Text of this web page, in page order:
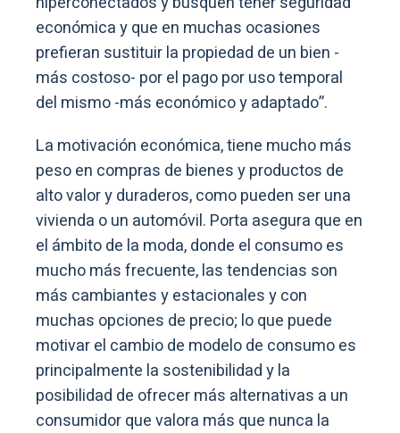
económica y que en muchas ocasiones
prefieran sustituir la propiedad de un bien -
más costoso- por el pago por uso temporal
del mismo -más económico y adaptado”.
La motivación económica, tiene mucho más
peso en compras de bienes y productos de
alto valor y duraderos, como pueden ser una
vivienda o un automóvil. Porta asegura que en
el ámbito de la moda, donde el consumo es
mucho más frecuente, las tendencias son
más cambiantes y estacionales y con
muchas opciones de precio; lo que puede
motivar el cambio de modelo de consumo es
principalmente la sostenibilidad y la
posibilidad de ofrecer más alternativas a un
consumidor que valora más que nunca la